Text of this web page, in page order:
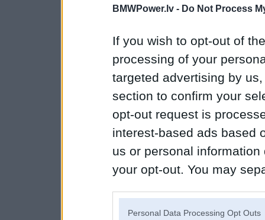
BMWPower.lv - Do Not Process
If you wish to opt-out of
processing of your
targeted advertising by
section to confirm your
opt-out request is
interest-based ads based
us or personal
your opt-out. You may
Personal Data Processing Opt Outs